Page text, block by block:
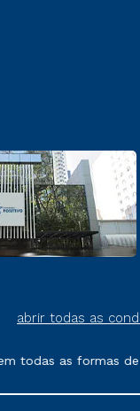
abrir todas as
as formas